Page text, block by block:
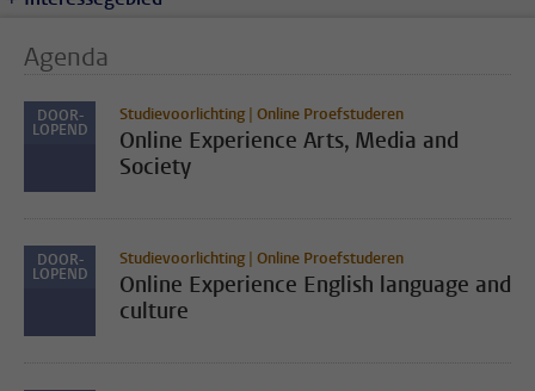
Agenda
DOOR-
LOPEND
Studievoorlichting | Online Proefstuderen
Online Experience Arts, Media and
Society
DOOR-
LOPEND
Studievoorlichting | Online Proefstuderen
Online Experience English language and
culture